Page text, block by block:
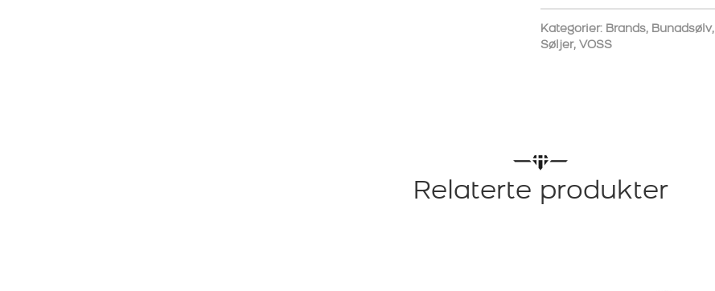
antall
Kategorier: Brands, Bunadsølv,
Søljer, VOSS
Relaterte produkter